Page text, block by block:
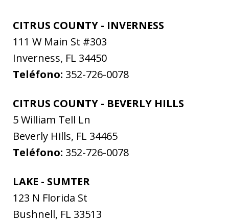
CITRUS COUNTY - INVERNESS
111 W Main St #303
Inverness, FL 34450
Teléfono: 352-726-0078
CITRUS COUNTY - BEVERLY HILLS
5 William Tell Ln
Beverly Hills, FL 34465
Teléfono: 352-726-0078
LAKE - SUMTER
123 N Florida St
Bushnell, FL 33513